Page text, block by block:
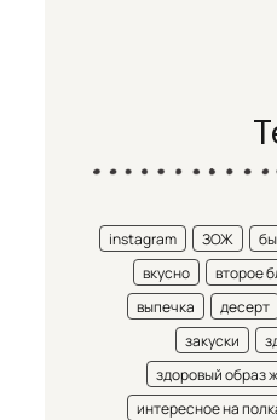
instagram ЗОЖ
вкусно
второе
выпечка
десерт
закуски
здоровый образ
интересное на